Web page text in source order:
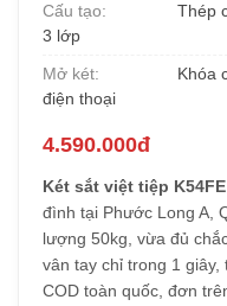
Cấu tạo:
Thép
3 lớp
Mở két:
Khóa
điện thoại
4.590.000đ
Két sắt việt tiệp K54FE
đình tại Phước Long A,
lượng 50kg, vừa đủ
vân tay chỉ trong 1
COD toàn quốc, đơn